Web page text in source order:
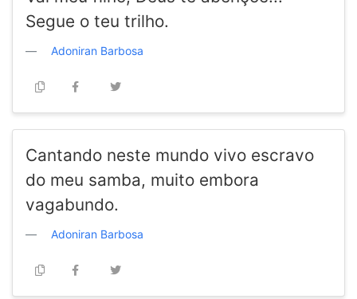
Segue o teu trilho.
Adoniran Barbosa
Cantando neste mundo vivo escravo
do meu samba, muito embora
vagabundo.
Adoniran Barbosa